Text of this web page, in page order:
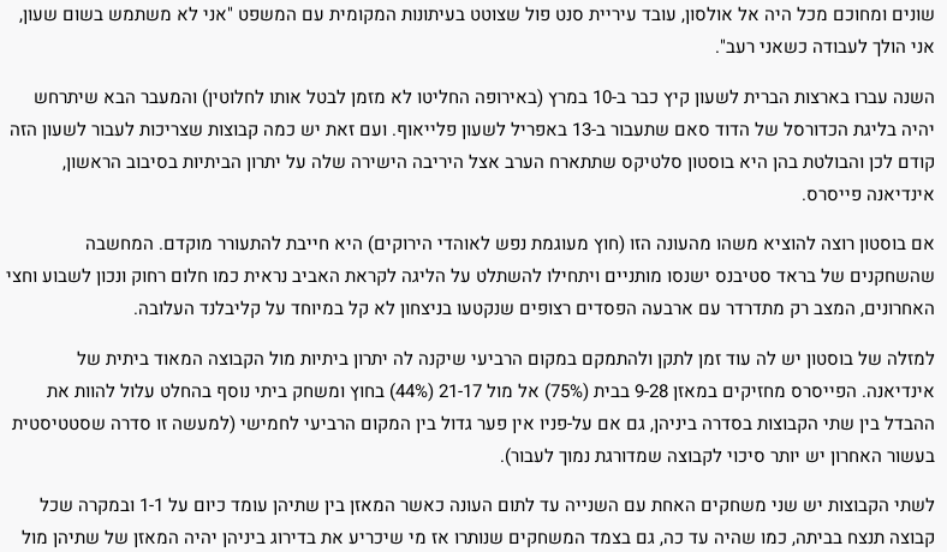
שונים ומחוכם מכל היה אל אולסון, עובד עיריית סנט פול שצוטט בעיתונות המקומית עם המשפט "אני לא משתמש בשום שעון,
אני הולך לעבודה כשאני רעב".
השנה עברו בארצות הברית לשעון קיץ כבר ב-10 במרץ (באירופה החליטו לא מזמן לבטל אותו לחלוטין) והמעבר הבא שיתרחש
יהיה בליגת הכדורסל של הדוד סאם שתעבור ב-13 באפריל לשעון פלייאוף. ועם זאת יש כמה קבוצות שצריכות לעבור לשעון הזה
קודם לכן והבולטת בהן היא בוסטון סלטיקס שתתארח הערב אצל היריבה הישירה שלה על יתרון הביתיות בסיבוב הראשון,
אינדיאנה פייסרס.
אם בוסטון רוצה להוציא משהו מהעונה הזו (חוץ מעוגמת נפש לאוהדי הירוקים) היא חייבת להתעורר מוקדם. המחשבה
שהשחקנים של בראד סטיבנס ישנסו מותניים ויתחילו להשתלט על הליגה לקראת האביב נראית כמו חלום רחוק ונכון לשבוע וחצי
האחרונים, המצב רק מתדרדר עם ארבעה הפסדים רצופים שנקטעו בניצחון לא קל במיוחד על קליבלנד העלובה.
למזלה של בוסטון יש לה עוד זמן לתקן ולהתמקם במקום הרביעי שיקנה לה יתרון ביתיות מול הקבוצה המאוד ביתית של
אינדיאנה. הפייסרס מחזיקים במאזן 9-28 בבית (75%) אל מול 21-17 (44%) בחוץ ומשחק ביתי נוסף בהחלט עלול להוות את
ההבדל בין שתי הקבוצות בסדרה ביניהן, גם אם על-פניו אין פער גדול בין המקום הרביעי לחמישי (למעשה זו סדרה שסטטיסטית
בעשור האחרון יש יותר סיכוי לקבוצה שמדורגת נמוך לעבור).
לשתי הקבוצות יש שני משחקים האחת עם השנייה עד לתום העונה כאשר המאזן בין שתיהן עומד כיום על 1-1 ובמקרה שכל
קבוצה תנצח בביתה, כמו שהיה עד כה, גם בצמד המשחקים שנותרו אז מי שיכריע את בדירוג ביניהן יהיה המאזן של שתיהן מול